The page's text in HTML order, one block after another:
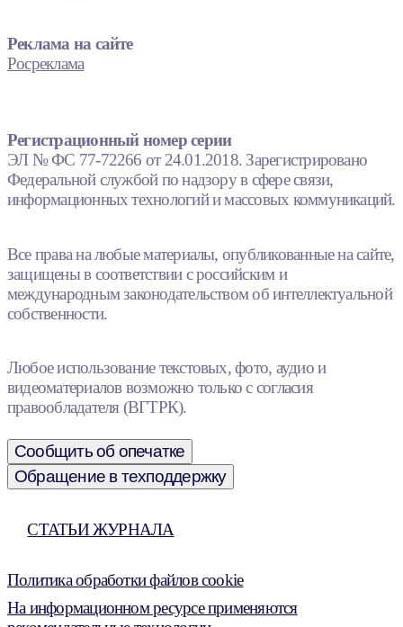
Реклама на сайте
Росреклама
Регистрационный номер серии
ЭЛ № ФС 77-72266 от 24.01.2018. Зарегистрировано
Федеральной службой по надзору в сфере связи,
информационных технологий и массовых коммуникаций.
Все права на любые материалы, опубликованные на сайте,
защищены в соответствии с российским и
международным законодательством об интеллектуальной
собственности.
Любое использование текстовых, фото, аудио и
видеоматериалов возможно только с согласия
правообладателя (ВГТРК).
Сообщить об опечатке
Обращение в техподдержку
СТАТЬИ ЖУРНАЛА
Политика обработки файлов cookie
На информационном ресурсе применяются